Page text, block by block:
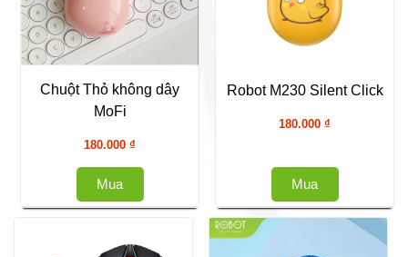
Chuột Thỏ không dây
MoFi
180.000₫
Mua
Robot M230 Silent Click
180.000₫
Mua